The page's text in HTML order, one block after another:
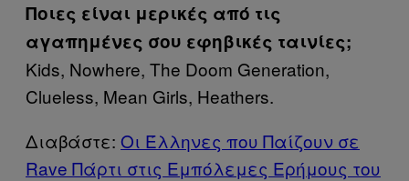
Ποιες είναι μερικές από τις
αγαπημένες σου εφηβικές ταινίες;
Kids, Nowhere, The Doom Generation,
Clueless, Mean Girls, Heathers.
Διαβάστε: Οι Έλληνες που Παίζουν σε
Rave Πάρτι στις Εμπόλεμες Ερήμους του